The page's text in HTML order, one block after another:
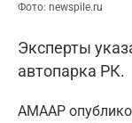
Фото: newspile.ru
Эксперты
автопарка РК.
АМААР